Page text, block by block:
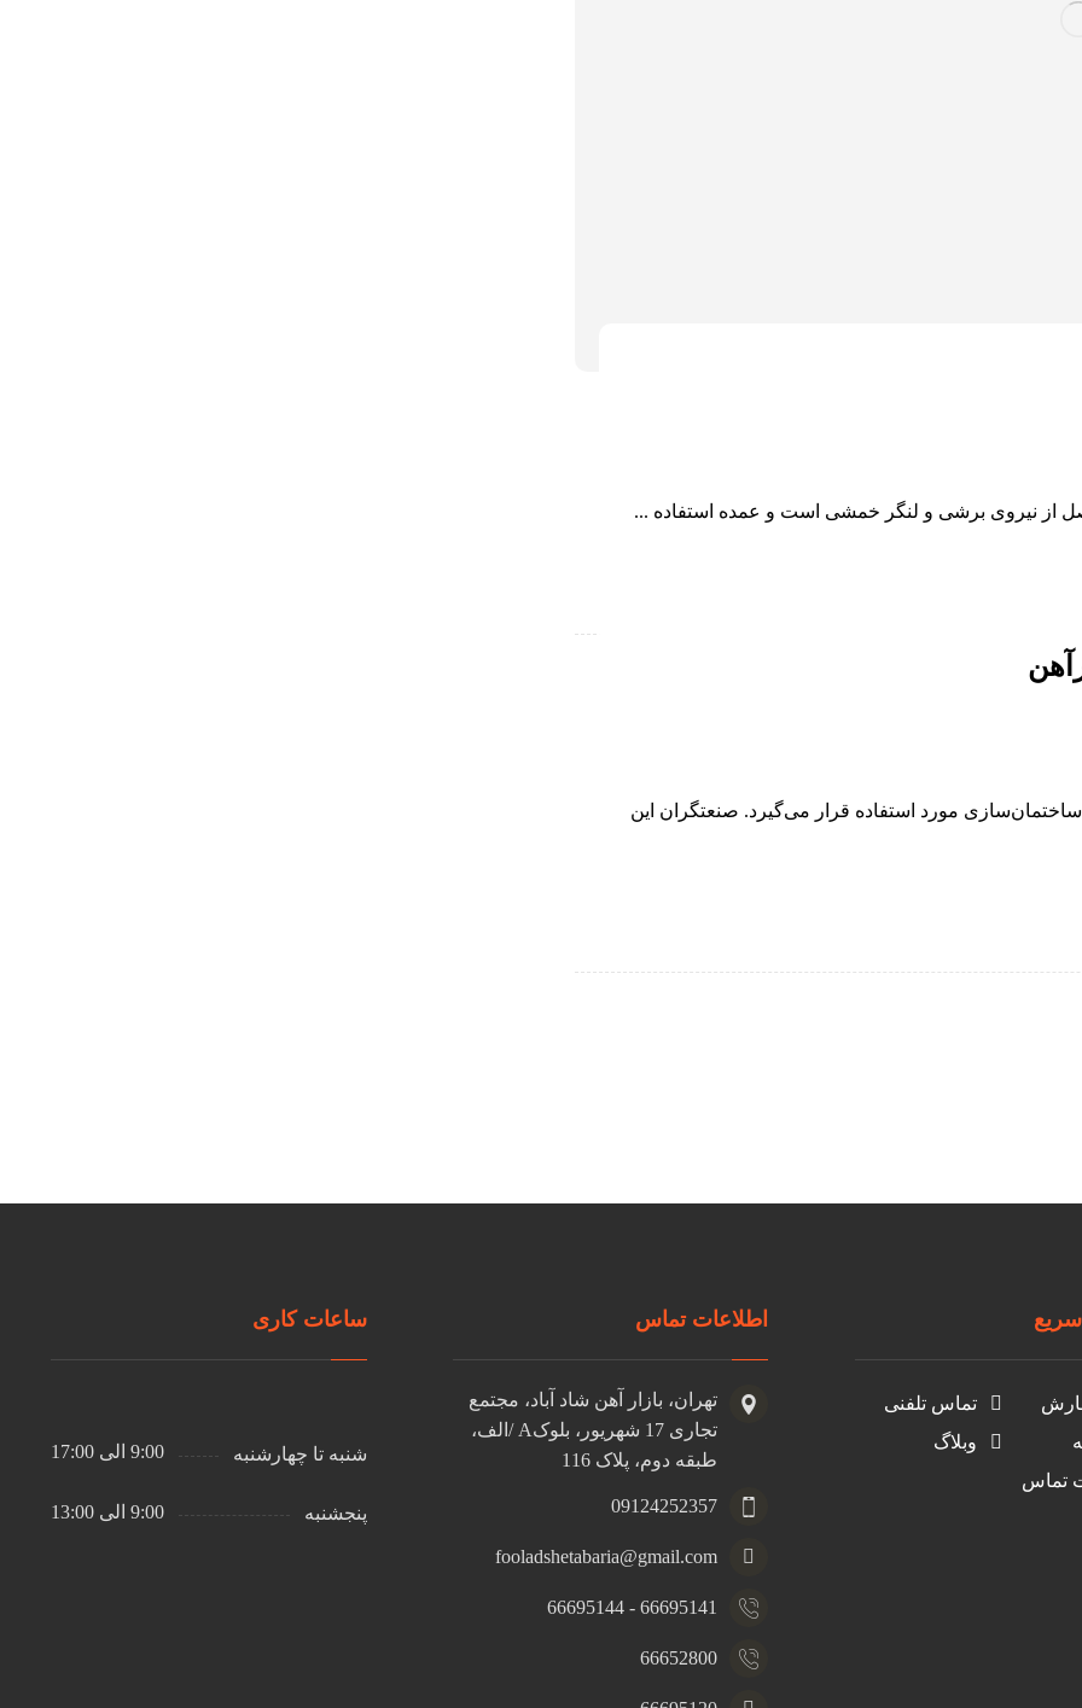
از نیروی برشی و لنگر خمشی است و عمده استفاده ...
مورد استفاده قرار می‌گیرد. صنعتگران این
تماس تلفنی
وبلاگ
تماس
اطلاعات تماس
تهران، بازار آهن شاد آباد، مجتمع
تجاری 17 شهریور، بلوکA /الف،
طبقه دوم، پلاک 116
09124252357
fooladshetabaria@gmail.com
66695141 - 66695144
66652800
ساعات کاری
شنبه تا چهارشنبه 9:00 الی 17:00
پنجشنبه 9:00 الی 13:00